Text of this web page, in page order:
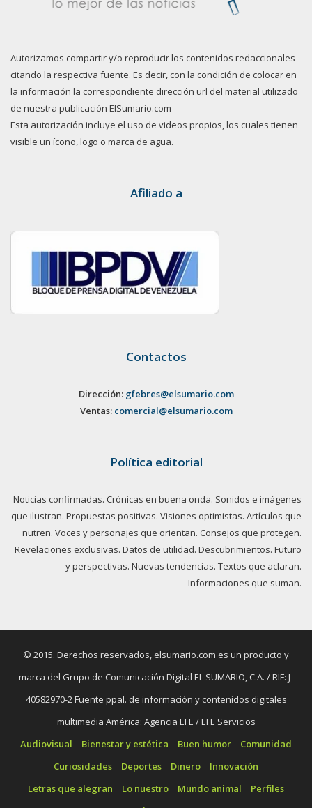
Autorizamos compartir y/o reproducir los contenidos redaccionales
citando la respectiva fuente. Es decir, con la condición de colocar en
la información la correspondiente dirección url del material utilizado
de nuestra publicación ElSumario.com
Esta autorización incluye el uso de videos propios, los cuales tienen
visible un ícono, logo o marca de agua.
Afiliado a
Contactos
Dirección: gfebres@elsumario.com
Ventas: comercial@elsumario.com
Política editorial
Noticias confirmadas. Crónicas en buena onda. Sonidos e imágenes
que ilustran. Propuestas positivas. Visiones optimistas. Artículos que
nutren. Voces y personajes que orientan. Consejos que protegen.
Revelaciones exclusivas. Datos de utilidad. Descubrimientos. Futuro
y perspectivas. Nuevas tendencias. Textos que aclaran.
Informaciones que suman.
© 2015. Derechos reservados, elsumario.com es un producto y
marca del Grupo de Comunicación Digital EL SUMARIO, C.A. / RIF: J-
40582970-2 Fuente ppal. de información y contenidos digitales
multimedia América: Agencia EFE / EFE Servicios
Audiovisual
Bienestar y estética Buen humor
Comunidad
Curiosidades
Deportes Dinero
Innovación
Letras que alegran
Lo nuestro Mundo animal
Perfiles